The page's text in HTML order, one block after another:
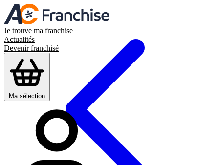
Je trouve ma franchise
Actualités
Devenir franchisé
Ma sélection